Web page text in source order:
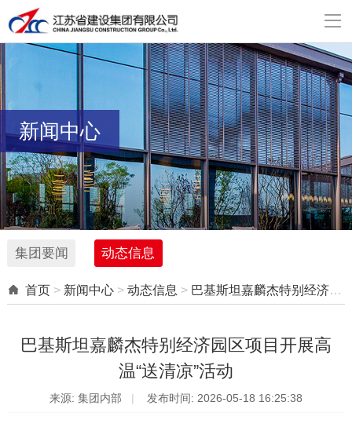

新闻中心
集团要闻 动态信息
 首页 > 新闻中心 >动态信息 > 巴基斯坦嘉麟杰特别经济园区项目开展高温“送清凉”活动
巴基斯坦嘉麟杰特别经济园区项目开展高
温“送清凉”活动
来源: 集团内部 发布时间: 2026-05-18 16:25:38